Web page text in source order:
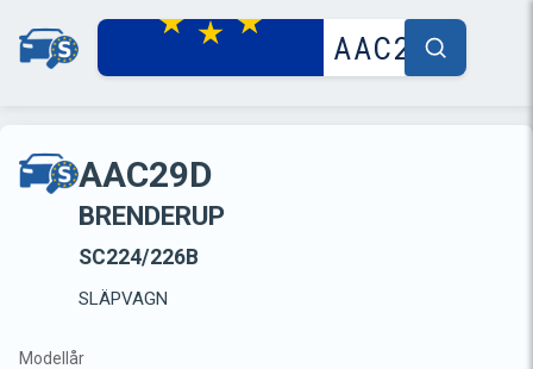
AAC29D
BRENDERUP
SC224/226B
SLÄPVAGN
Modellår